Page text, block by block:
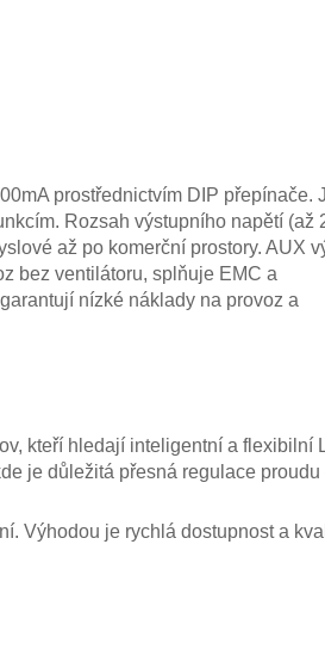
prostřednictvím DIP přepínače.
Rozsah výstupního napětí (až
až po komerční prostory. AUX
bez ventilátoru, splňuje EMC a
nízké náklady na provoz a
kteří hledají inteligentní a flexibilní
je důležitá přesná regulace proudu
Výhodou je rychlá dostupnost a